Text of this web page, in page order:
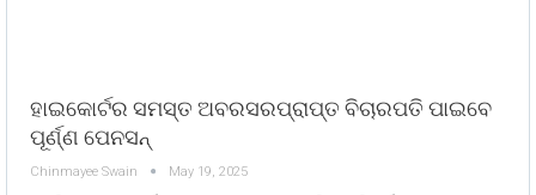
ହାଇକୋର୍ଟର ସମସ୍ତ ଅବରସରପ୍ରାପ୍ତ ବିଚାରପତି ପାଇବେ
ପୂର୍ଣ୍ଣ ପେନସନ୍
Chinmayee Swain May 19, 2025